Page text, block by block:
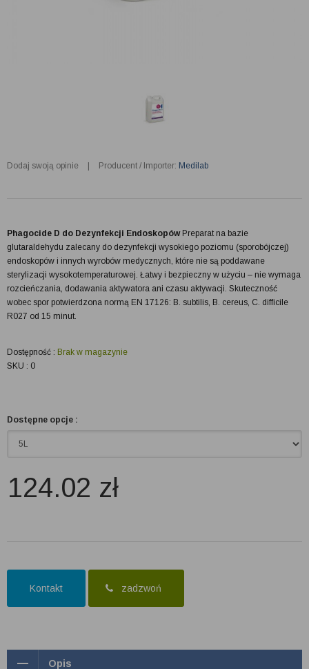
Dodaj swoją opinie Producent / Importer: Medilab
Phagocide D do Dezynfekcji Endoskopów Preparat na bazie
glutaraldehydu zalecany do dezynfekcji wysokiego poziomu (sporobójczej)
endoskopów i innych wyrobów medycznych, które nie są poddawane
sterylizacji wysokotemperaturowej. Łatwy i bezpieczny w użyciu – nie wymaga
rozcieńczania, dodawania aktywatora ani czasu aktywacji. Skuteczność
wobec spor potwierdzona normą EN 17126: B. subtilis, B. cereus, C. difficile
R027 od 15 minut.
Dostępność : Brak w magazynie
SKU : 0
Dostępne opcje :
124.02 zł
Kontakt zadzwoń
Opis